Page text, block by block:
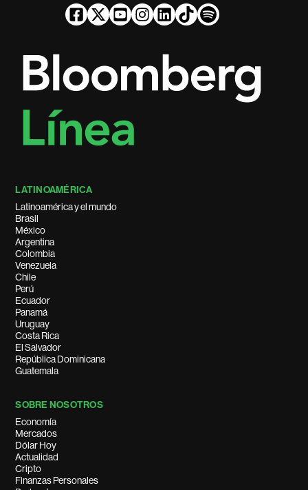
LATINOAMÉRICA
Latinoamérica y el mundo
Brasil
México
Argentina
Colombia
Venezuela
Chile
Perú
Ecuador
Panamá
Uruguay
Costa Rica
El Salvador
República Dominicana
Guatemala
SOBRE NOSOTROS
Economía
Mercados
Dólar Hoy
Actualidad
Cripto
Finanzas Personales